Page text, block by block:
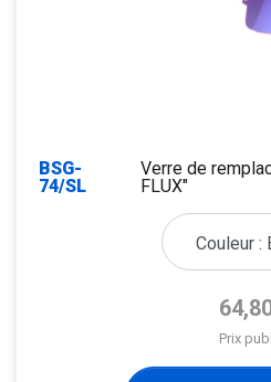
BSG-
74/SL
Verre de
FLUX"
Prix
Prix